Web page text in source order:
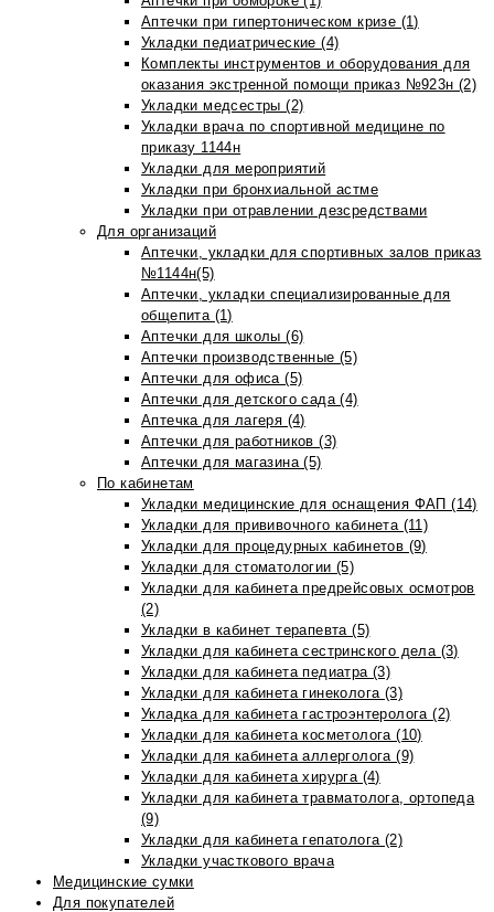
Аптечки при гипертоническом кризе (1)
Укладки педиатрические (4)
Комплекты инструментов и оборудования для
оказания экстренной помощи приказ №923н (2)
Укладки медсестры (2)
Укладки врача по спортивной медицине по
приказу 1144н
Укладки для мероприятий
Укладки при бронхиальной астме
Укладки при отравлении дезсредствами
Для организаций
Аптечки, укладки для спортивных залов приказ
№1144н(5)
Аптечки, укладки специализированные для
общепита (1)
Аптечки для школы (6)
Аптечки производственные (5)
Аптечки для офиса (5)
Аптечки для детского сада (4)
Аптечка для лагеря (4)
Аптечки для работников (3)
Аптечки для магазина (5)
По кабинетам
Укладки медицинские для оснащения ФАП (14)
Укладки для прививочного кабинета (11)
Укладки для процедурных кабинетов (9)
Укладки для стоматологии (5)
Укладки для кабинета предрейсовых осмотров
(2)
Укладки в кабинет терапевта (5)
Укладки для кабинета сестринского дела (3)
Укладки для кабинета педиатра (3)
Укладки для кабинета гинеколога (3)
Укладка для кабинета гастроэнтеролога (2)
Укладки для кабинета косметолога (10)
Укладки для кабинета аллерголога (9)
Укладки для кабинета хирурга (4)
Укладки для кабинета травматолога, ортопеда
(9)
Укладки для кабинета гепатолога (2)
Укладки участкового врача
Медицинские сумки
Для покупателей